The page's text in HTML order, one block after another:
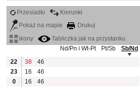
Przesiadki
Kierunki
Pokaż na mapie
Drukuj
ikony
Tabliczka jak na przystanku
Nd/Pn i Wt-Pt
Pt/Sb
Sb/Nd
22
38
46
23
16
46
0
16
46